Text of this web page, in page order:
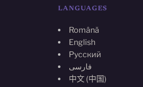
LANGUAGES
Română
English
Русский
فارسی
中文 (中国)